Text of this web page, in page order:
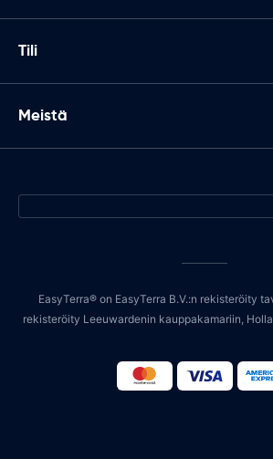
Tili
Meistä
EasyTerra® on EasyTerra B.V.:n rekisteröity
rekisteröity Leeuwardenin kauppakamariin,